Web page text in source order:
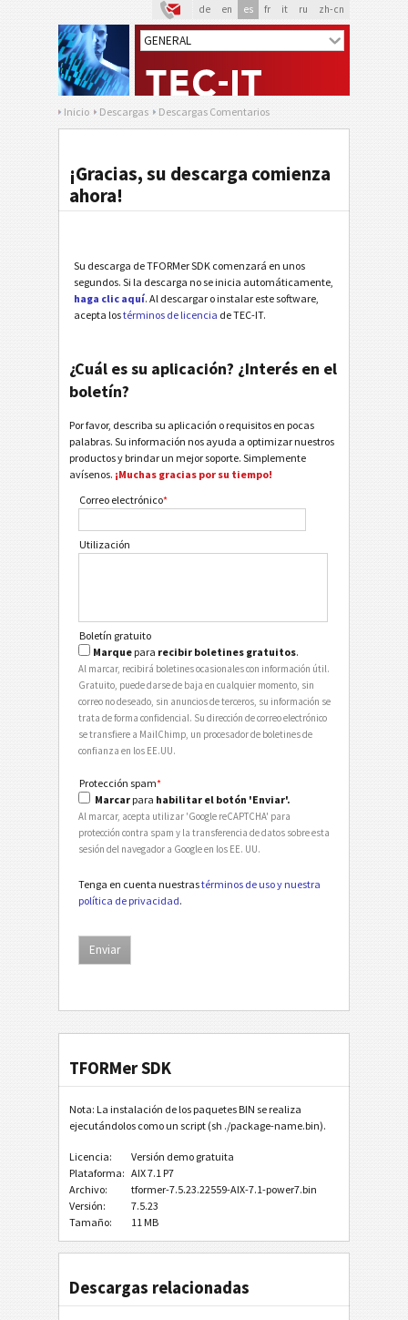
de en es fr it ru zh-cn
Inicio Descargas Descargas Comentarios
¡Gracias, su descarga comienza
ahora!
Su descarga de TFORMer SDK comenzará en unos
segundos. Si la descarga no se inicia automáticamente,
haga clic aquí. Al descargar o instalar este software,
acepta lostérminos de licencia de TEC-IT.
¿Cuál es su aplicación? ¿Interés en el
boletín?
Por favor, describa su aplicación o requisitos en pocas
palabras. Su información nos ayuda a optimizar nuestros
productos y brindar un mejor soporte. Simplemente
avísenos. ¡Muchas gracias por su tiempo!
Correo electrónico*
Utilización
Boletín gratuito
Marque para recibir boletines gratuitos.
Al marcar, recibirá boletines ocasionales con información útil.
Gratuito, puede darse de baja en cualquier momento, sin
correo no deseado, sin anuncios de terceros, su información se
trata de forma confidencial. Su dirección de correo electrónico
se transfiere a MailChimp, un procesador de boletines de
confianza en los EE.UU.
Protección spam*
Marcar para habilitar el botón 'Enviar'.
Al marcar, acepta utilizar 'Google reCAPTCHA' para
protección contra spam y la transferencia de datos sobre esta
sesión del navegador a Google en los EE. UU.
Tenga en cuenta nuestrastérminos de uso y nuestra
política de privacidad.
TFORMer SDK
Nota: La instalación de los paquetes BIN se realiza
ejecutándolos como un script (sh ./package-name.bin).
Licencia:
Versión demo gratuita
Plataforma: AIX 7.1 P7
Archivo:
tformer-7.5.23.22559-AIX-7.1-power7.bin
Versión:
7.5.23
Tamaño:
11 MB
Descargas relacionadas